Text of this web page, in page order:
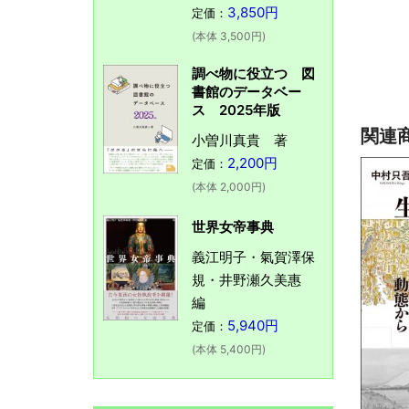
関連
定価： 3,850円
(本体 3,500円)
調べ物に役立つ 図
書館のデータベー
ス 2025年版
小曽川真貴 著
定価： 2,200円
(本体 2,000円)
世界女帝事典
義江明子・氣賀澤保
規・井野瀬久美惠
編
定価： 5,940円
(本体 5,400円)